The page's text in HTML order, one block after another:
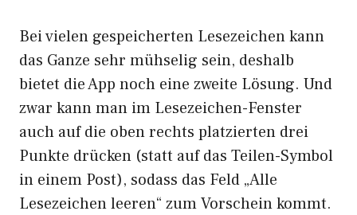
Bei vielen gespeicherten Lesezeichen kann
das Ganze sehr mühselig sein, deshalb
bietet die App noch eine zweite Lösung. Und
zwar kann man im Lesezeichen-Fenster
auch auf die oben rechts platzierten drei
Punkte drücken (statt auf das Teilen-Symbol
in einem Post), sodass das Feld „Alle
Lesezeichen leeren“ zum Vorschein kommt.